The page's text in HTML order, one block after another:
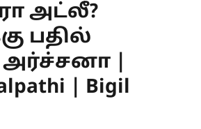
அட்லீ?
பதில்
|
| Bigil